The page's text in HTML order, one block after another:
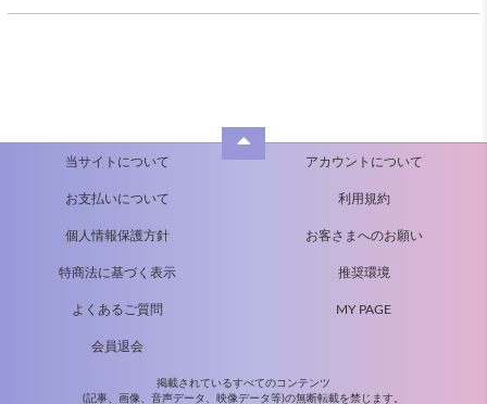
当サイトについて アカウントについて
お支払いについて 利用規約
個人情報保護方針 お客さまへのお願い
特商法に基づく表示 推奨環境
よくあるご質問 MY PAGE
会員退会
掲載されているすべてのコンテンツ
(記事、画像、音声データ、映像データ等)の無断転載を禁じます。